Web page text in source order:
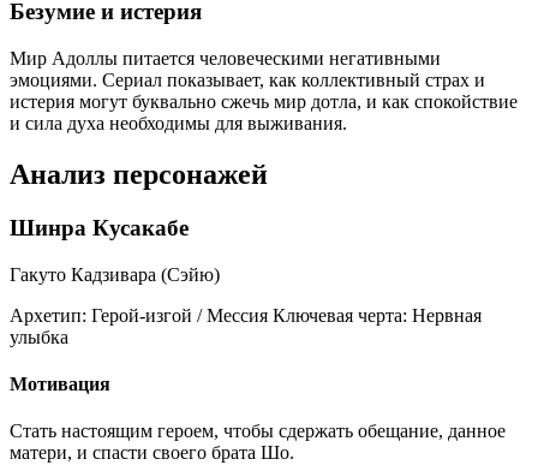
Безумие и истерия
Мир Адоллы питается человеческими негативными
эмоциями. Сериал показывает, как коллективный страх и
истерия могут буквально сжечь мир дотла, и как спокойствие
и сила духа необходимы для выживания.
Анализ персонажей
Шинра Кусакабе
Гакуто Кадзивара (Сэйю)
Архетип: Герой-изгой / Мессия Ключевая черта: Нервная
улыбка
Мотивация
Стать настоящим героем, чтобы сдержать обещание, данное
матери, и спасти своего брата Шо.